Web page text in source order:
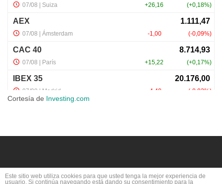
Cortesía de Investing.com
Este sitio web utiliza cookies para que usted tenga la mejor experiencia de
usuario. Si continúa navegando está dando su consentimiento para la